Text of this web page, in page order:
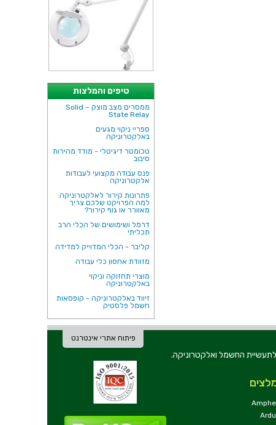
טיפים והמלצות
ממסרים מצב מוצק – Solid
State Relay
ספריי ניקוי מגעים
באלקטרוניקה
טכומטר דיגיטלי - מודד מהירות
סיבוב
פנס עבודה מקצועי לעבודות
אלקטרוניקה
פתרונות קירור לאלקטרוניקה:
למה הפרויקט שלכם צריך
מאוורר או גוף קירור?
דרמל ושימושים של הכלי הרב
תכליתי
קליבר - הכלי המדוייק למדידה
מזוודת אחסון כלי עבודה
מוצרי תחזוקה וניקוי
באלקטרוניקה
זיווד באלקטרוניקה - קופסאות
חשמל פלסטיק
פיתוח אתרי אינטרנט
וכלי עבודה לתעשיית החשמל ואלקטרוניקה.